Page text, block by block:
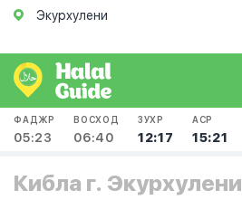
Экурхулени
ФАДЖР
05:23
ВОСХОД
06:40
ЗУХР
12:17
АСР
15:21
Кибла г. Экурхулени